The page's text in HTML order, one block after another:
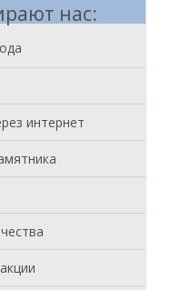
нас:
интернет